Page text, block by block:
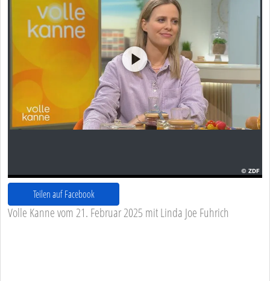
Teilen auf Facebook
Volle Kanne vom 21. Februar 2025 mit Linda Joe Fuhrich